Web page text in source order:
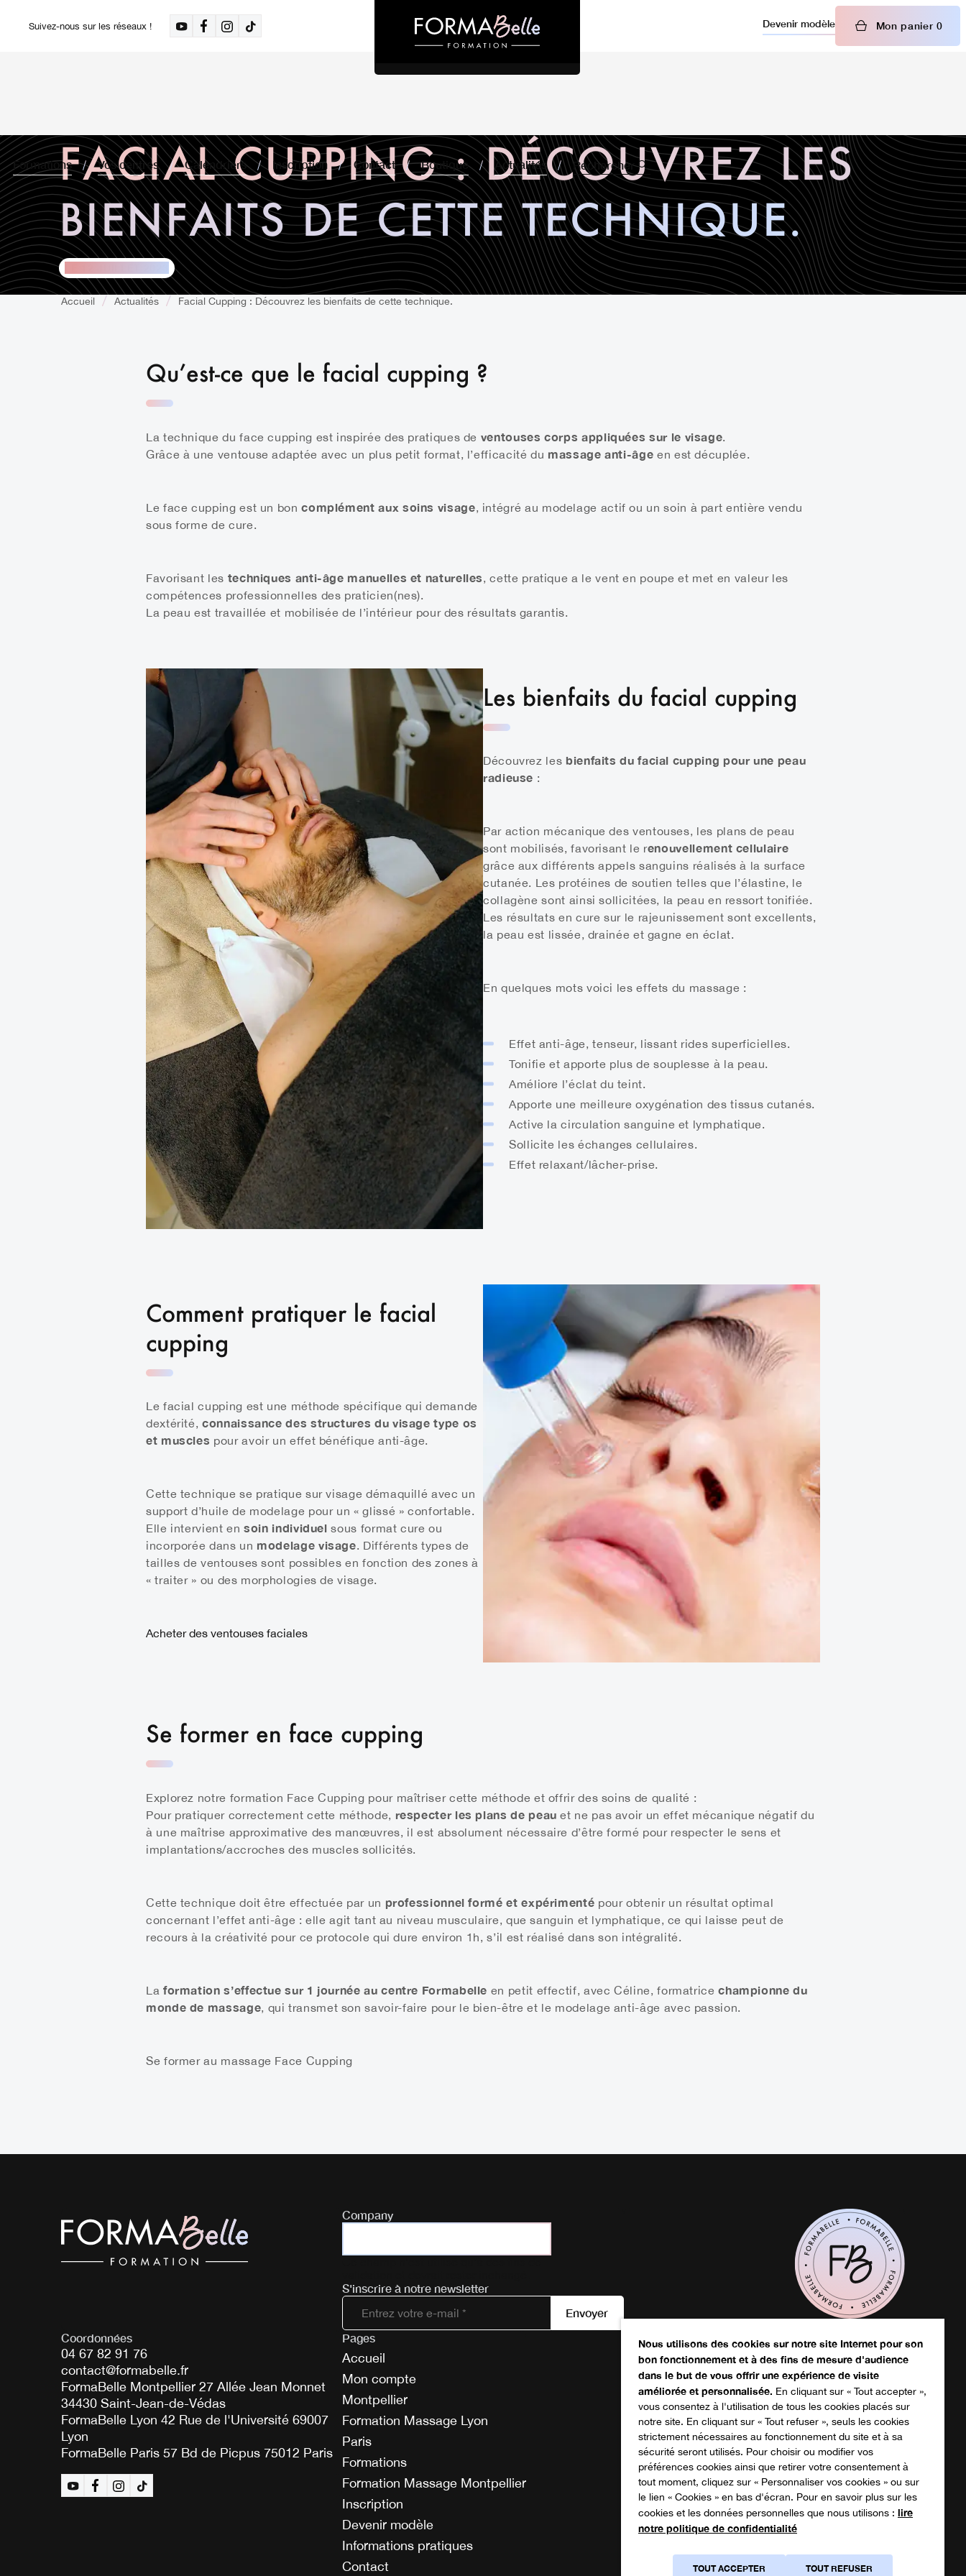
Suivez-nous sur les réseaux ! Devenir modèle Mon panier0
Formations Vos centres Calendriers Inscription Contact Boutique Actualités Rechercher
FACIAL CUPPING : DÉCOUVREZ LES
BIENFAITS DE CETTE TECHNIQUE.
Accueil Actualités Facial Cupping : Découvrez les bienfaits de cette technique.
Qu’est-ce que le facial cupping ?
La technique du face cupping est inspirée des pratiques de ventouses corps appliquées sur le visage.
Grâce à une ventouse adaptée avec un plus petit format, l’efficacité du massage anti-âge en est décuplée.
Le face cupping est un boncomplément aux soins visage, intégré au modelage actif ou un soin à part entière vendu
sous forme de cure.
Favorisant les techniques anti-âge manuelles et naturelles, cette pratique a le vent en poupe et met en valeur les
compétences professionnelles des praticien(nes).
La peau est travaillée et mobilisée de l’intérieur pour des résultats garantis.
Les bienfaits du facial cupping
Découvrez les bienfaits du facial cupping pour une peau
radieuse :
Par action mécanique des ventouses, les plans de peau
sont mobilisés, favorisant le renouvellement cellulaire
grâce aux différents appels sanguins réalisés à la surface
cutanée. Les protéines de soutien telles que l’élastine, le
collagène sont ainsi sollicitées, la peau en ressort tonifiée.
Les résultats en cure sur le rajeunissement sont excellents,
la peau est lissée, drainée et gagne en éclat.
En quelques mots voici les effets du massage :
Effet anti-âge, tenseur, lissant rides superficielles.
Tonifie et apporte plus de souplesse à la peau.
Améliore l’éclat du teint.
Apporte une meilleure oxygénation des tissus cutanés.
Active la circulation sanguine et lymphatique.
Sollicite les échanges cellulaires.
Effet relaxant/lâcher-prise.
Comment pratiquer le facial
cupping
Le facial cupping est une méthode spécifique qui demande
dextérité,connaissance des structures du visage type os
et muscles pour avoir un effet bénéfique anti-âge.
Cette technique se pratique sur visage démaquillé avec un
support d’huile de modelage pour un « glissé » confortable.
Elle intervient ensoin individuel sous format cure ou
incorporée dans un modelage visage. Différents types de
tailles de ventouses sont possibles en fonction des zones à
« traiter » ou des morphologies de visage.
Acheter des ventouses faciales
Se former en face cupping
Explorez notre formation Face Cupping pour maîtriser cette méthode et offrir des soins de qualité :
Pour pratiquer correctement cette méthode, respecter les plans de peau et ne pas avoir un effet mécanique négatif du
à une maîtrise approximative des manœuvres, il est absolument nécessaire d’être formé pour respecter le sens et
implantations/accroches des muscles sollicités.
Cette technique doit être effectuée par un professionnel formé et expérimenté pour obtenir un résultat optimal
concernant l’effet anti-âge : elle agit tant au niveau musculaire, que sanguin et lymphatique, ce qui laisse peut de
recours à la créativité pour ce protocole qui dure environ 1h, s’il est réalisé dans son intégralité.
La formation s’effectue sur 1 journée au centre Formabelle en petit effectif, avec Céline, formatricechampionne du
monde de massage , qui transmet son savoir-faire pour le bien-être et le modelage anti-âge avec passion.
Se former au massage Face Cupping
Company
S'inscrire à notre newsletter
Coordonnées
04 67 82 91 76
contact@formabelle.fr
FormaBelle Montpellier 27 Allée Jean Monnet
34430 Saint-Jean-de-Védas
FormaBelle Lyon 42 Rue de l'Université 69007
Lyon
FormaBelle Paris 57 Bd de Picpus 75012 Paris
Pages
Accueil
Mon compte
Montpellier
Formation Massage Lyon
Paris
Formations
Formation Massage Montpellier
Inscription
Devenir modèle
Informations pratiques
Contact
Télécharger votre catalogue
Esthétique
Boutique
Nous utilisons des cookies sur notre site Internet pour son
bon fonctionnement et à des fins de mesure d'audience
dans le but de vous offrir une expérience de visite
améliorée et personnalisée. En cliquant sur « Tout accepter »,
vous consentez à l'utilisation de tous les cookies placés sur
notre site. En cliquant sur « Tout refuser », seuls les cookies
strictement nécessaires au fonctionnement du site et à sa
sécurité seront utilisés. Pour choisir ou modifier vos
préférences cookies ainsi que retirer votre consentement à
tout moment, cliquez sur « Personnaliser vos cookies » ou sur
le lien « Cookies » en bas d'écran. Pour en savoir plus sur les
cookies et les données personnelles que nous utilisons : lire
notre politique de confidentialité
TOUT ACCEPTER TOUT REFUSER